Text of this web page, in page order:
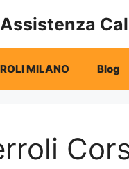
Assistenza
MILANO Blog